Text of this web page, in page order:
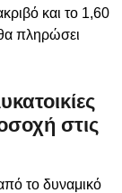
και το 1,60
πληρώσει
στις
το δυναμικό